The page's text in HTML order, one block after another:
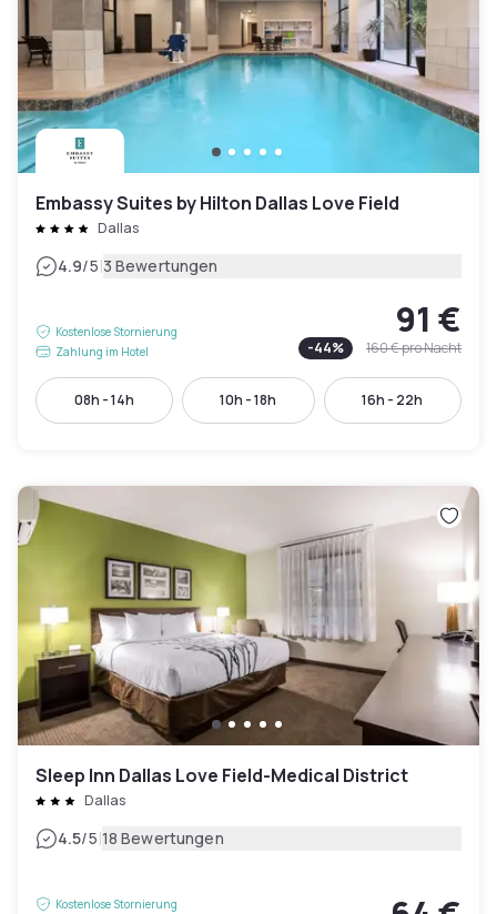
Embassy Suites by Hilton Dallas Love Field
Dallas
4.9/5|3 Bewertungen
Kostenlose Stornierung
Zahlung im Hotel
91 €
-44% 160 €pro Nacht
08h - 14h 10h - 18h 16h - 22h
Sleep Inn Dallas Love Field-Medical District
Dallas
4.5/5|18 Bewertungen
Kostenlose Stornierung